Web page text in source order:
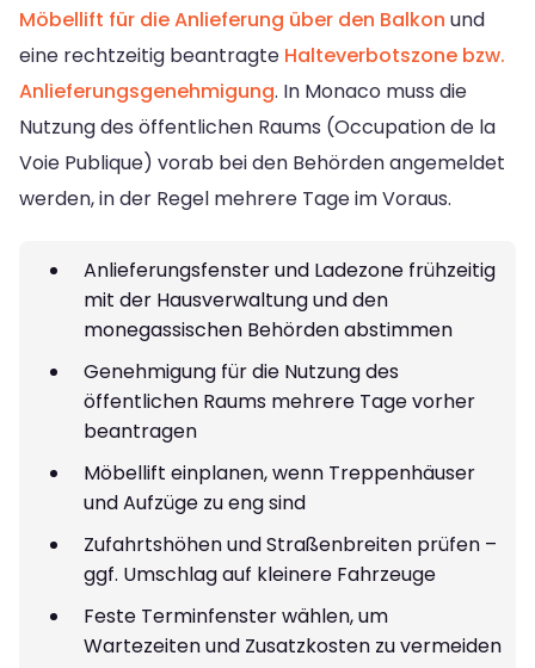
Möbellift für die Anlieferung über den Balkon und
eine rechtzeitig beantragte Halteverbotszone bzw.
Anlieferungsgenehmigung. In Monaco muss die
Nutzung des öffentlichen Raums (Occupation de la
Voie Publique) vorab bei den Behörden angemeldet
werden, in der Regel mehrere Tage im Voraus.
Anlieferungsfenster und Ladezone frühzeitig
mit der Hausverwaltung und den
monegassischen Behörden abstimmen
Genehmigung für die Nutzung des
öffentlichen Raums mehrere Tage vorher
beantragen
Möbellift einplanen, wenn Treppenhäuser
und Aufzüge zu eng sind
Zufahrtshöhen und Straßenbreiten prüfen –
ggf. Umschlag auf kleinere Fahrzeuge
Feste Terminfenster wählen, um
Wartezeiten und Zusatzkosten zu vermeiden